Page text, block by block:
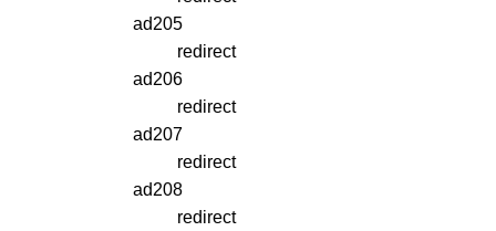
ad205
redirect
ad206
redirect
ad207
redirect
ad208
redirect